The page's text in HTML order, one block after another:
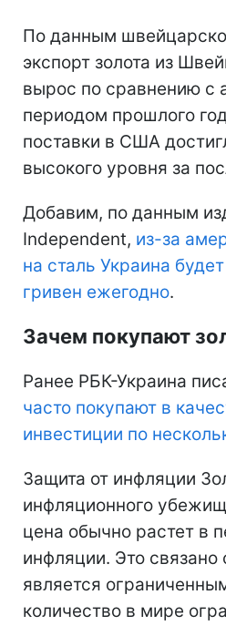
По данным
экспорт золота из
вырос по сравнению с
периодом прошлого
поставки в США
высокого уровня за
Добавим, по данным
Independent, из-за
на сталь Украина
гривен ежегодно.
Зачем покупают
Ранее РБК-Украина
часто покупают в
инвестиции по
Защита от инфляции
инфляционного
цена обычно растет в
инфляции. Это связано
является
количество в мире